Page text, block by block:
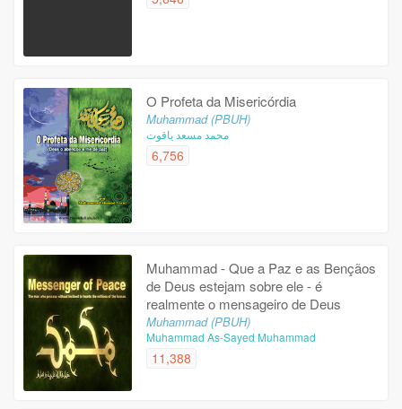
O Profeta da Misericórdia
Muhammad (PBUH)
محمد مسعد ياقوت
6,756
Muhammad - Que a Paz e as Bençãos
de Deus estejam sobre ele - é
realmente o mensageiro de Deus
Muhammad (PBUH)
Muhammad As-Sayed Muhammad
11,388